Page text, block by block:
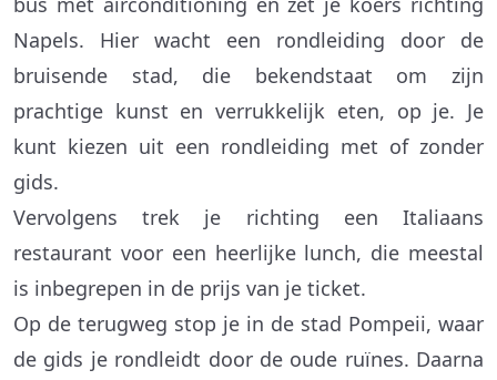
Napels. Hier wacht een rondleiding door de
bruisende stad, die bekendstaat om zijn
prachtige kunst en verrukkelijk eten, op je. Je
kunt kiezen uit een rondleiding met of zonder
gids.
Vervolgens trek je richting een Italiaans
restaurant voor een heerlijke lunch, die meestal
is inbegrepen in de prijs van je ticket.
Op de terugweg stop je in de stad Pompeii, waar
de gids je rondleidt door de oude ruïnes. Daarna